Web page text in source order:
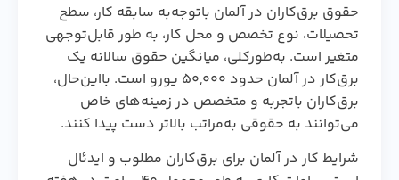
حقوق برق‌کاران در آلمان باتوجه‌به سابقه کار، سطح
تحصیلات، نوع تخصص و محل کار، به طور قابل‌توجهی
متغیر است. به‌طورکلی، میانگین حقوق سالانه یک
برق‌کار در آلمان حدود ۵۰,۰۰۰ یورو است. بااین‌حال،
برق‌کاران باتجربه و متخصص در زمینه‌های خاص
می‌توانند به حقوقی به‌مراتب بالاتر دست پیدا کنند.
شرایط کار در آلمان برای برق‌کاران مطلوب و ایدئال